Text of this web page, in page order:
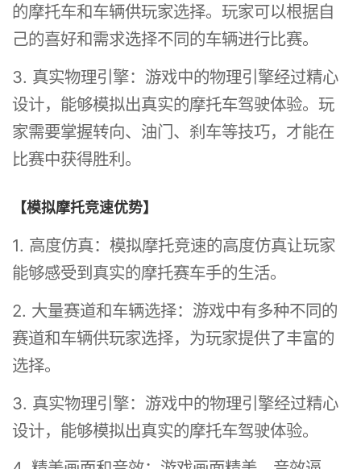
的摩托车和车辆供玩家选择。玩家可以根据自
己的喜好和需求选择不同的车辆进行比赛。
3. 真实物理引擎：游戏中的物理引擎经过精心
设计，能够模拟出真实的摩托车驾驶体验。玩
家需要掌握转向、油门、刹车等技巧，才能在
比赛中获得胜利。
【模拟摩托竞速优势】
1. 高度仿真：模拟摩托竞速的高度仿真让玩家
能够感受到真实的摩托赛车手的生活。
2. 大量赛道和车辆选择：游戏中有多种不同的
赛道和车辆供玩家选择，为玩家提供了丰富的
选择。
3. 真实物理引擎：游戏中的物理引擎经过精心
设计，能够模拟出真实的摩托车驾驶体验。